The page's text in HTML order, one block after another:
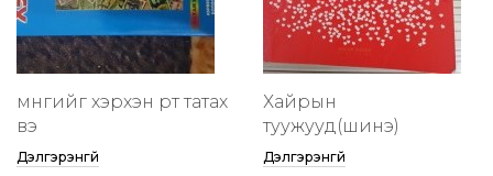
мөнгийг хэрхэн өөртөө татах
вэ
Дэлгэрэнгүй
Хайрын
туужууд(шинэ)
Дэлгэрэнгүй